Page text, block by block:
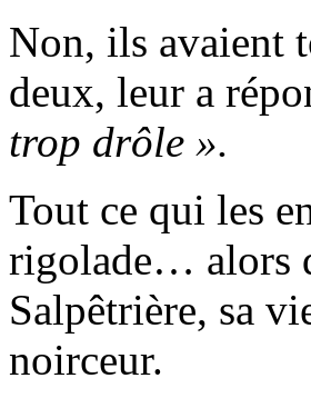
Non, ils avaient
deux, leur a
trop drôle ».
Tout ce qui les
rigolade… alors
Salpêtrière, sa
noirceur.